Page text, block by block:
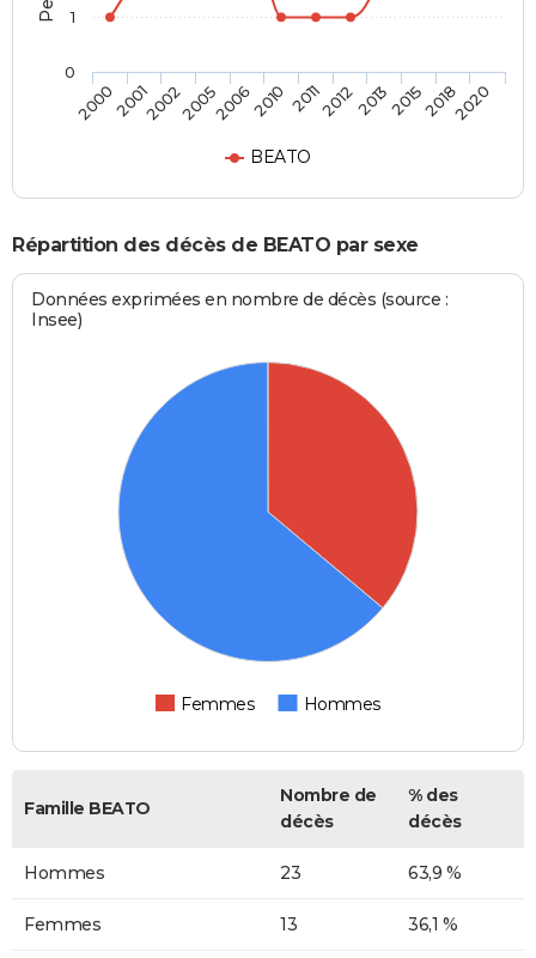
BEATO
200020012002200520062010 201120122013201520182020
0
1
Répartition des décès de BEATO par sexe
Données exprimées en nombre de décès (source :
Insee)
Femmes Hommes
Famille BEATO
Nombre de
décès
% des
décès
Hommes 23 63,9 %
Femmes 13 36,1 %